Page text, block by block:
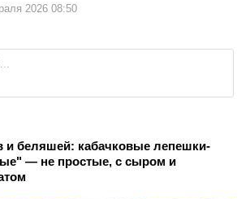
2026 08:50
и беляшей: кабачковые лепешки-
— не простые, с сыром и